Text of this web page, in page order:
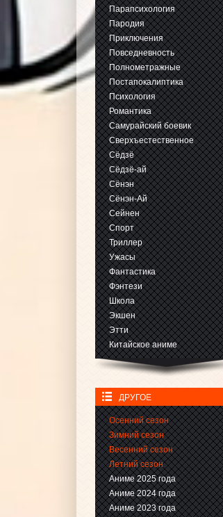
Парапсихология
Пародия
Приключения
Повседневность
Полнометражные
Постапокалиптика
Психология
Романтика
Самурайский боевик
Сверхъестественное
Сёдзё
Сёдзё-ай
Сёнэн
Сёнэн-Ай
Сейнен
Спорт
Триллер
Ужасы
Фантастика
Фэнтези
Школа
Экшен
Этти
Китайское аниме
ДРУГОЕ
Осенний сезон
Зимний сезон
Весенний сезон
Летний сезон
Аниме 2025 года
Аниме 2024 года
Аниме 2023 года